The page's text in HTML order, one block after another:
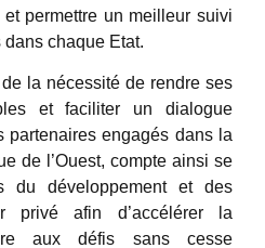
permettre un meilleur suivi
chaque Etat.
la nécessité de rendre ses
et faciliter un dialogue
partenaires engagés dans la
de l’Ouest, compte ainsi se
du développement et des
privé afin d’accélérer la
aux défis sans cesse